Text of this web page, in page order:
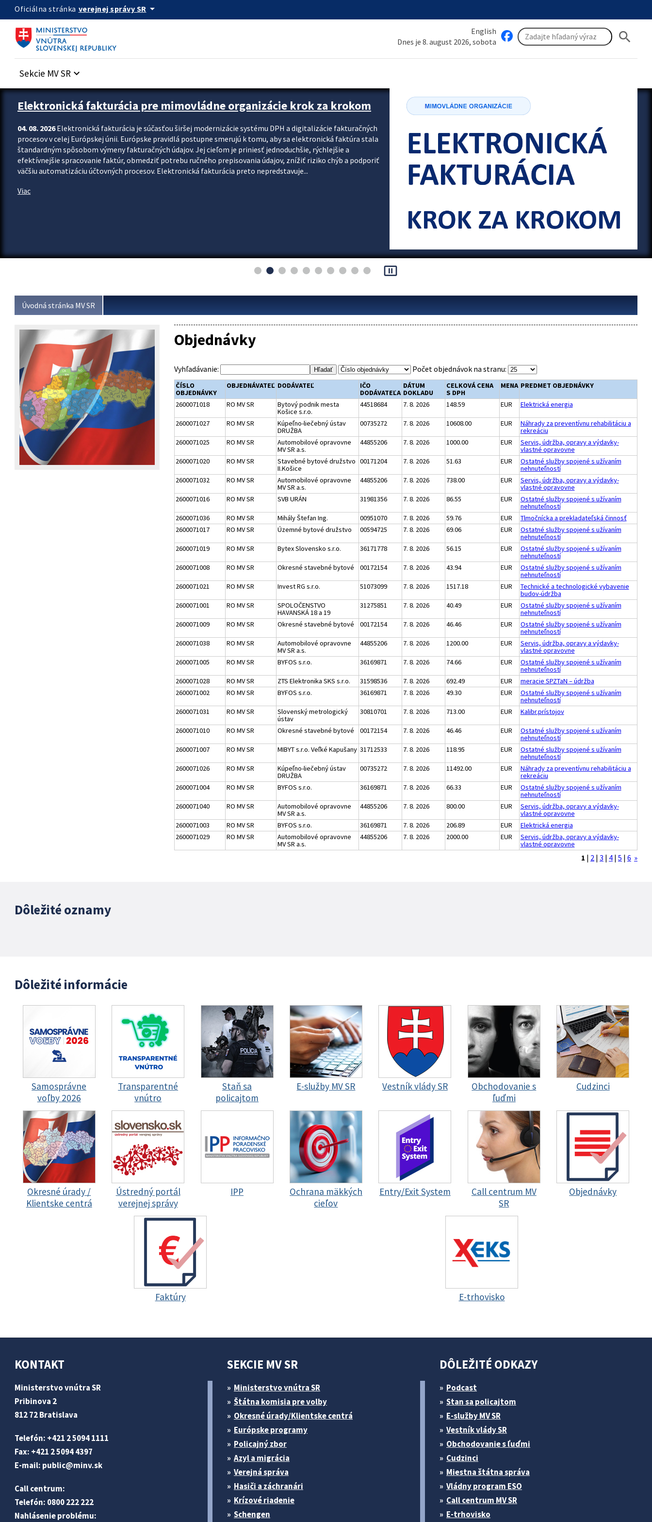
Preskocit na hlavný obsah
Oficiálna stránka verejnej správy SR arrow_drop_down
English
Dnes je 8. august 2026, sobota
search
Sekcie MV SR keyboard_arrow_down
Zastavit automatický posun upútavok
Elektronická fakturácia pre mimovládne organizácie krok za krokom
04. 08. 2026Elektronická fakturácia je súčasťou širšej modernizácie systému DPH a digitalizácie fakturačných
procesov v celej Európskej únii. Európske pravidlá postupne smerujú k tomu, aby sa elektronická faktúra stala
štandardným spôsobom výmeny fakturačných údajov. Jej cieľom je priniesť jednoduchšie, rýchlejšie a
efektívnejšie spracovanie faktúr, obmedziť potrebu ručného prepisovania údajov, znížiť riziko chýb a podporiť
väčšiu automatizáciu účtovných procesov. Elektronická fakturácia preto nepredstavuje...
Viac
pause_presentation
Úvodná stránka MV SR
Objednávky
Vyhľadávanie: Počet objednávok na stranu:
ČÍSLO
OBJEDNÁVKY
OBJEDNÁVATEĽ DODÁVATEĽ
IČO
DODÁVATEĽA
DÁTUM
DOKLADU
CELKOVÁ CENA
S DPH
MENA PREDMET OBJEDNÁVKY
2600071018 RO MV SR
Bytový podnik mesta
Košice s.r.o.
44518684 7. 8. 2026 148.59 EUR Elektrická energia
2600071027 RO MV SR
Kúpeľno-liečebný ústav
DRUŽBA
00735272 7. 8. 2026 10608.00 EUR
Náhrady za preventívnu rehabilitáciu a
rekreáciu
2600071025
RO MV SR
Automobilové opravovne
MV SR a.s.
44855206 7. 8. 2026 1000.00 EUR
Servis, údržba, opravy a výdavky-
vlastné opravovne
2600071020
RO MV SR
Stavebné bytové družstvo
II.Košice
00171204 7. 8. 2026 51.63 EUR
Ostatné služby spojené s užívaním
nehnuteľností
2600071032
RO MV SR
Automobilové opravovne
MV SR a.s.
44855206 7. 8. 2026 738.00 EUR
Servis, údržba, opravy a výdavky-
vlastné opravovne
2600071016
RO MV SR SVB URÁN 31981356 7. 8. 2026 86.55 EUR
Ostatné služby spojené s užívaním
nehnuteľností
2600071036
RO MV SR Mihály Štefan Ing. 00951070 7. 8. 2026 59.76 EUR
Tlmočnícka a prekladateľská činnosť
2600071017
RO MV SR Územné bytové družstvo 00594725 7. 8. 2026 69.06 EUR
Ostatné služby spojené s užívaním
nehnuteľností
2600071019
RO MV SR Bytex Slovensko s.r.o. 36171778 7. 8. 2026 56.15 EUR
Ostatné služby spojené s užívaním
nehnuteľností
2600071008
RO MV SR Okresné stavebné bytové 00172154 7. 8. 2026 43.94 EUR
Ostatné služby spojené s užívaním
nehnuteľností
2600071021
RO MV SR Invest RG s.r.o. 51073099 7. 8. 2026 1517.18 EUR
Technické a technologické vybavenie
budov-údržba
2600071001
RO MV SR
SPOLOČENSTVO
HAVANSKÁ 18 a 19
31275851 7. 8. 2026 40.49 EUR
Ostatné služby spojené s užívaním
nehnuteľností
2600071009
RO MV SR Okresné stavebné bytové 00172154 7. 8. 2026 46.46 EUR
Ostatné služby spojené s užívaním
nehnuteľností
2600071038
RO MV SR
Automobilové opravovne
MV SR a.s.
44855206 7. 8. 2026 1200.00 EUR
Servis, údržba, opravy a výdavky-
vlastné opravovne
2600071005
RO MV SR BYFOS s.r.o. 36169871 7. 8. 2026 74.66 EUR
Ostatné služby spojené s užívaním
nehnuteľností
2600071028
RO MV SR ZTS Elektronika SKS s.r.o. 31598536 7. 8. 2026 692.49 EUR
meracie SPZTaN – údržba
2600071002
RO MV SR BYFOS s.r.o. 36169871 7. 8. 2026 49.30 EUR
Ostatné služby spojené s užívaním
nehnuteľností
2600071031
RO MV SR
Slovenský metrologický
ústav
30810701 7. 8. 2026 713.00 EUR Kalibr.prístojov
2600071010 RO MV SR Okresné stavebné bytové 00172154 7. 8. 2026 46.46 EUR
Ostatné služby spojené s užívaním
nehnuteľností
2600071007
RO MV SR MIBYT s.r.o. Veľké Kapušany 31712533 7. 8. 2026 118.95 EUR
Ostatné služby spojené s užívaním
nehnuteľností
2600071026
RO MV SR
Kúpeľno-liečebný ústav
DRUŽBA
00735272 7. 8. 2026 11492.00 EUR
Náhrady za preventívnu rehabilitáciu a
rekreáciu
2600071004
RO MV SR BYFOS s.r.o. 36169871 7. 8. 2026 66.33 EUR
Ostatné služby spojené s užívaním
nehnuteľností
2600071040
RO MV SR
Automobilové opravovne
MV SR a.s.
44855206 7. 8. 2026 800.00 EUR
Servis, údržba, opravy a výdavky-
vlastné opravovne
2600071003
RO MV SR BYFOS s.r.o. 36169871 7. 8. 2026 206.89 EUR
Elektrická energia
2600071029
RO MV SR
Automobilové opravovne
MV SR a.s.
44855206 7. 8. 2026 2000.00 EUR
Servis, údržba, opravy a výdavky-
vlastné opravovne
1 | 2 | 3 | 4 | 5 | 6 »
Dôležité oznamy
Dôležité informácie
Samosprávne
voľby 2026
Transparentné
vnútro
Staň sa
policajtom
E-služby MV SR Vestník vlády SR
Obchodovanie s
ľuďmi
Cudzinci
Okresné úrady /
Klientske centrá
Ústredný portál
verejnej správy
IPP
Ochrana mäkkých
cieľov
Entry/Exit System
Call centrum MV
SR
Objednávky
Faktúry E-trhovisko
KONTAKT
Ministerstvo vnútra SR
Pribinova 2
812 72 Bratislava
Telefón: +421 2 5094 1111
Fax: +421 2 5094 4397
E-mail: public@minv.sk
Call centrum:
Telefón: 0800 222 222
Nahlásenie problému:
SEKCIE MV SR
Ministerstvo vnútra SR
Štátna komisia pre volby
Okresné úrady/Klientske centrá
Európske programy
Policajný zbor
Azyl a migrácia
Verejná správa
Hasiči a záchranári
Krízové riadenie
Schengen
DÔLEŽITÉ ODKAZY
Podcast
Stan sa policajtom
E-služby MV SR
Vestník vlády SR
Obchodovanie s ľuďmi
Cudzinci
Miestna štátna správa
Vládny program ESO
Call centrum MV SR
E-trhovisko